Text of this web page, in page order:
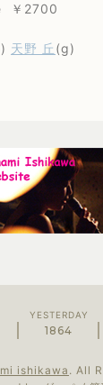
2700
天野 丘 (g)
YESTERDAY
1864
ishikawa . All